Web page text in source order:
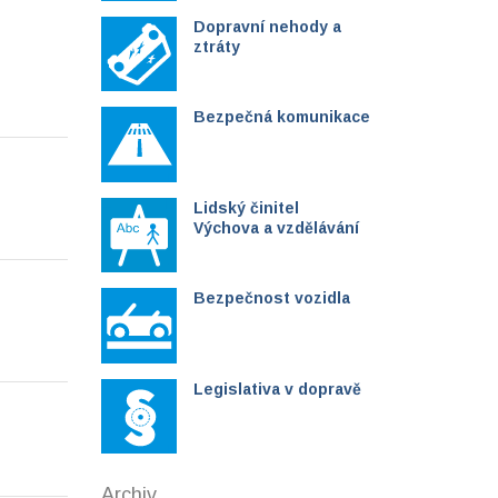
Dopravní nehody a
ztráty
Bezpečná komunikace
Lidský činitel
Výchova a vzdělávání
Bezpečnost vozidla
Legislativa v dopravě